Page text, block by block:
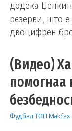
додека
резерви, што
двоцифрен
(Видео)
помогнаа
Фудбал ТОП Makfax